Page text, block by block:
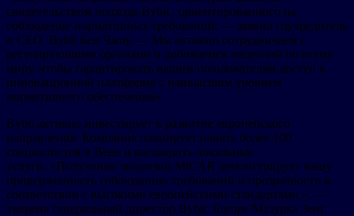
свидетельством подхода Bybit , ориентированного на
соблюдение нормативных требований, — заявил соучредитель
и CEO Bybit Бен Чжоу. — Мы активно сотрудничаем с
регулирующими органами и добиваемся лицензий по всему
миру, чтобы гарантировать нашим пользователям доступ к
инновационной платформе с наивысшим уровнем
нормативного обеспечения».
Bybit активно инвестирует в развитие европейского
направления. Компания планирует нанять более 100
специалистов в Вене и расширить локальные
услуги. «Получение лицензии MiCAR демонстрирует нашу
приверженность соблюдению требований и прозрачности в
соответствии с высокими европейскими стандартами », —
уверена генеральный директор Bybit Europe Мазурка Зенг.